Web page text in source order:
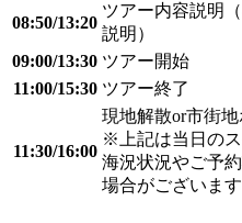
08:50/13:20
ツアー内容説明
説明）
09:00/13:30 ツアー開始
11:00/15:30 ツアー終了
11:30/16:00
現地解散or市街
※上記は当日の
海況状況やご予
場合がございま